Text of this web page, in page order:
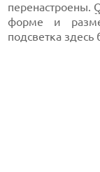
перенастроены.
форме и
подсветка здесь